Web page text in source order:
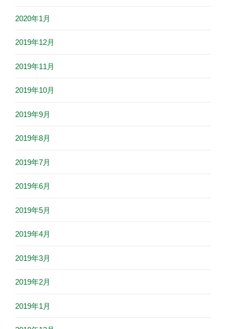
2020年1月
2019年12月
2019年11月
2019年10月
2019年9月
2019年8月
2019年7月
2019年6月
2019年5月
2019年4月
2019年3月
2019年2月
2019年1月